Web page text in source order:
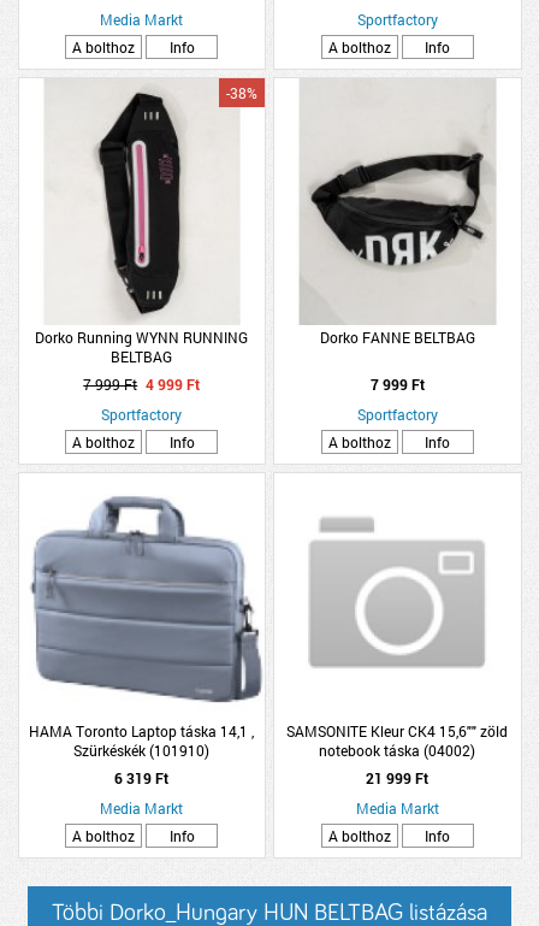
Media Markt
A bolthoz
Info
Sportfactory
A bolthoz
Info
Dorko Running WYNN RUNNING
BELTBAG
-38%
7 999 Ft 4 999 Ft
Sportfactory
A bolthoz
Info
Dorko FANNE BELTBAG
7 999 Ft
Sportfactory
A bolthoz
Info
HAMA Toronto Laptop táska 14,1 ,
Szürkéskék (101910)
6 319 Ft
Media Markt
A bolthoz
Info
SAMSONITE Kleur CK4 15,6"" zöld
notebook táska (04002)
21 999 Ft
Media Markt
A bolthoz
Info
Többi Dorko_Hungary HUN BELTBAG listázása